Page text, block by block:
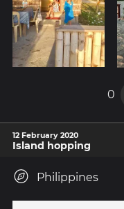
0
12 February 2020
Island hopping
Philippines